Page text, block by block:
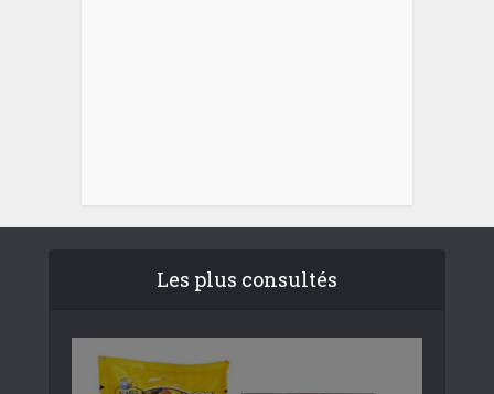
Les plus consultés